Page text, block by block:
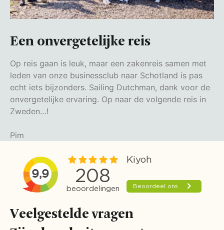
Een onvergetelijke reis
Op reis gaan is leuk, maar een zakenreis samen met
leden van onze businessclub naar Schotland is pas
echt iets bijzonders. Sailing Dutchman, dank voor de
onvergetelijke ervaring. Op naar de volgende reis in
Zweden…!
Pim
Veelgestelde vragen